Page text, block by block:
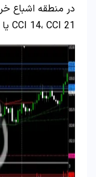
در منطقه اشباع
CCI 14، CCI 21 یا CCI 30»، فروش را انجام دهید.